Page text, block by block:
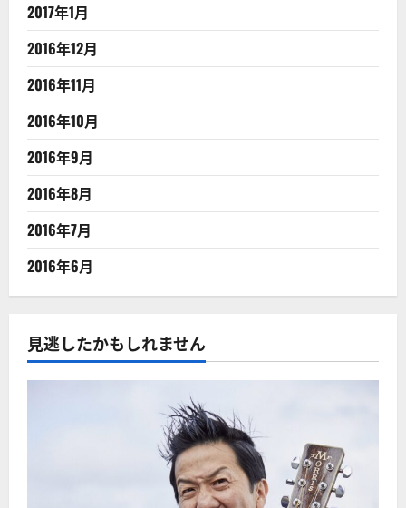
2017年1月
2016年12月
2016年11月
2016年10月
2016年9月
2016年8月
2016年7月
2016年6月
見逃したかもしれません